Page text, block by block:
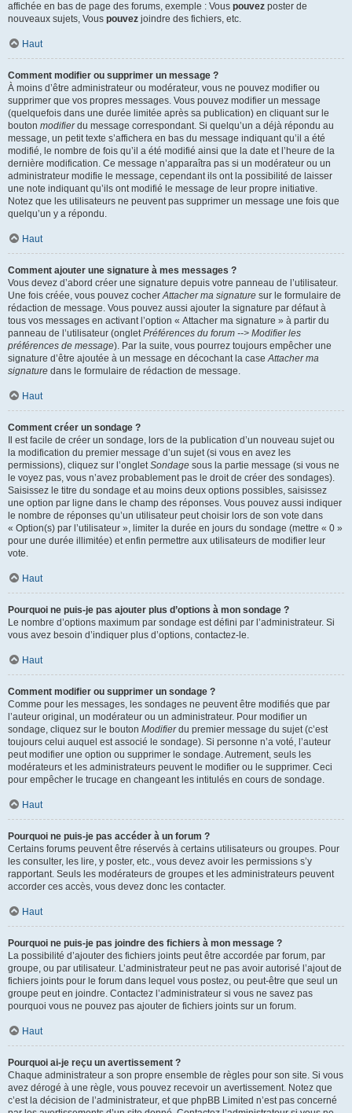
affichée en bas de page des forums, exemple : Vous pouvez poster de
nouveaux sujets, Vous pouvez joindre des fichiers, etc.
Haut
Comment modifier ou supprimer un message ?
À moins d’être administrateur ou modérateur, vous ne pouvez modifier ou
supprimer que vos propres messages. Vous pouvez modifier un message
(quelquefois dans une durée limitée après sa publication) en cliquant sur le
bouton modifierdu message correspondant. Si quelqu’un a déjà répondu au
message, un petit texte s’affichera en bas du message indiquant qu’il a été
modifié, le nombre de fois qu’il a été modifié ainsi que la date et l’heure de la
dernière modification. Ce message n’apparaîtra pas si un modérateur ou un
administrateur modifie le message, cependant ils ont la possibilité de laisser
une note indiquant qu’ils ont modifié le message de leur propre initiative.
Notez que les utilisateurs ne peuvent pas supprimer un message une fois que
quelqu’un y a répondu.
Haut
Comment ajouter une signature à mes messages ?
Vous devez d’abord créer une signature depuis votre panneau de l’utilisateur.
Une fois créée, vous pouvez cocherAttacher ma signature sur le formulaire de
rédaction de message. Vous pouvez aussi ajouter la signature par défaut à
tous vos messages en activant l’option « Attacher ma signature » à partir du
panneau de l’utilisateur (ongletPréférences du forum --> Modifier les
préférences de message). Par la suite, vous pourrez toujours empêcher une
signature d’être ajoutée à un message en décochant la caseAttacher ma
signature dans le formulaire de rédaction de message.
Haut
Comment créer un sondage ?
Il est facile de créer un sondage, lors de la publication d’un nouveau sujet ou
la modification du premier message d’un sujet (si vous en avez les
permissions), cliquez sur l’ongletSondage sous la partie message (si vous ne
le voyez pas, vous n’avez probablement pas le droit de créer des sondages).
Saisissez le titre du sondage et au moins deux options possibles, saisissez
une option par ligne dans le champ des réponses. Vous pouvez aussi indiquer
le nombre de réponses qu’un utilisateur peut choisir lors de son vote dans
« Option(s) par l’utilisateur », limiter la durée en jours du sondage (mettre « 0 »
pour une durée illimitée) et enfin permettre aux utilisateurs de modifier leur
vote.
Haut
Pourquoi ne puis-je pas ajouter plus d’options à mon sondage ?
Le nombre d’options maximum par sondage est défini par l’administrateur. Si
vous avez besoin d’indiquer plus d’options, contactez-le.
Haut
Comment modifier ou supprimer un sondage ?
Comme pour les messages, les sondages ne peuvent être modifiés que par
l’auteur original, un modérateur ou un administrateur. Pour modifier un
sondage, cliquez sur le bouton Modifierdu premier message du sujet (c’est
toujours celui auquel est associé le sondage). Si personne n’a voté, l’auteur
peut modifier une option ou supprimer le sondage. Autrement, seuls les
modérateurs et les administrateurs peuvent le modifier ou le supprimer. Ceci
pour empêcher le trucage en changeant les intitulés en cours de sondage.
Haut
Pourquoi ne puis-je pas accéder à un forum ?
Certains forums peuvent être réservés à certains utilisateurs ou groupes. Pour
les consulter, les lire, y poster, etc., vous devez avoir les permissions s’y
rapportant. Seuls les modérateurs de groupes et les administrateurs peuvent
accorder ces accès, vous devez donc les contacter.
Haut
Pourquoi ne puis-je pas joindre des fichiers à mon message ?
La possibilité d’ajouter des fichiers joints peut être accordée par forum, par
groupe, ou par utilisateur. L’administrateur peut ne pas avoir autorisé l’ajout de
fichiers joints pour le forum dans lequel vous postez, ou peut-être que seul un
groupe peut en joindre. Contactez l’administrateur si vous ne savez pas
pourquoi vous ne pouvez pas ajouter de fichiers joints sur un forum.
Haut
Pourquoi ai-je reçu un avertissement ?
Chaque administrateur a son propre ensemble de règles pour son site. Si vous
avez dérogé à une règle, vous pouvez recevoir un avertissement. Notez que
c’est la décision de l’administrateur, et que phpBB Limited n’est pas concerné